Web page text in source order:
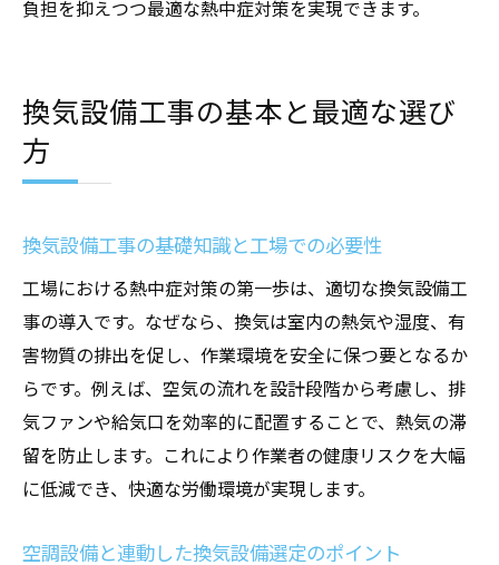
負担を抑えつつ最適な熱中症対策を実現できます。
換気設備工事の基本と最適な選び
方
換気設備工事の基礎知識と工場での必要性
工場における熱中症対策の第一歩は、適切な換気設備工
事の導入です。なぜなら、換気は室内の熱気や湿度、有
害物質の排出を促し、作業環境を安全に保つ要となるか
らです。例えば、空気の流れを設計段階から考慮し、排
気ファンや給気口を効率的に配置することで、熱気の滞
留を防止します。これにより作業者の健康リスクを大幅
に低減でき、快適な労働環境が実現します。
空調設備と連動した換気設備選定のポイント